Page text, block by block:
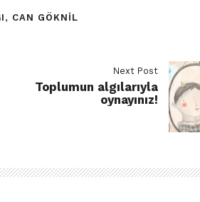
, CAN GÖKNIL
Next Post
Toplumun algılarıyla
oynayınız!